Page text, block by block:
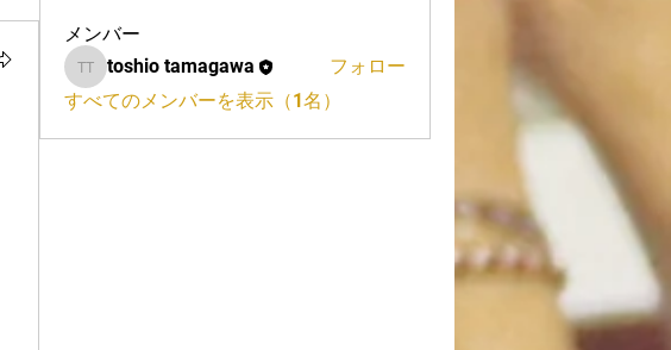
メンバー
toshio tamagawa
toshio tamagawa
フォロー
すべてのメンバーを表示（1名）